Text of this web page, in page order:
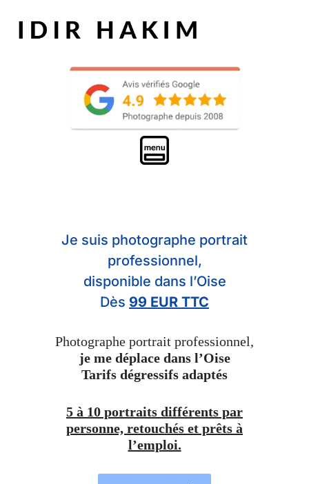
Je suis photographe portrait
professionnel,
disponible dans l’Oise
Dès 99 EUR TTC
Photographe portrait professionnel,
je me déplace dans l’Oise
Tarifs dégressifs adaptés
5 à 10 portraits différents par
personne, retouchés et prêts à
l’emploi.